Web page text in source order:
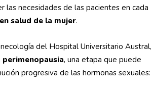
las necesidades de las pacientes en cada
salud de la mujer.
del Hospital Universitario Austral,
perimenopausia, una etapa que puede
progresiva de las hormonas sexuales: